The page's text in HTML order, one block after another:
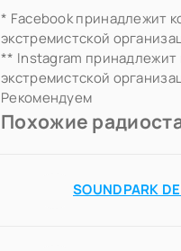
* Facebook принадлежит
экстремистской
** Instagram
экстремистской
Рекомендуем
Похожие
SOUNDPARK